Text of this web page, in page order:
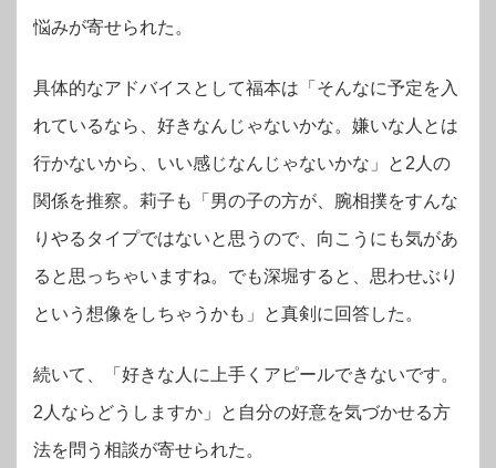
悩みが寄せられた。
具体的なアドバイスとして福本は「そんなに予定を入
れているなら、好きなんじゃないかな。嫌いな人とは
行かないから、いい感じなんじゃないかな」と2人の
関係を推察。 莉子も「男の子の方が、腕相撲をすんな
りやるタイプではないと思うので、向こうにも気があ
ると思っちゃいますね。でも深堀すると、思わせぶり
という想像をしちゃうかも」と真剣に回答した。
続いて、「好きな人に上手くアピールできないです。
2人ならどうしますか」と自分の好意を気づかせる方
法を問う相談が寄せられた。